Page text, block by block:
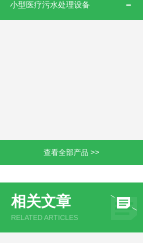
小型医疗污水处理设备
查看全部产品 >>
相关文章
RELATED ARTICLES